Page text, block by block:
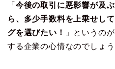
「 今後の取引に悪影響が及
ら、多少手数料を上乗せし
グを選びたい！
」というの
する企業の心情なのでしょう